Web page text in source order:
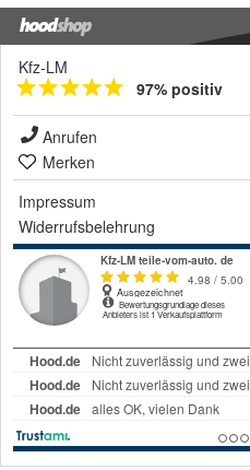
Kfz-LM
97% positiv
Anrufen
Merken
Impressum
Widerrufsbelehrung